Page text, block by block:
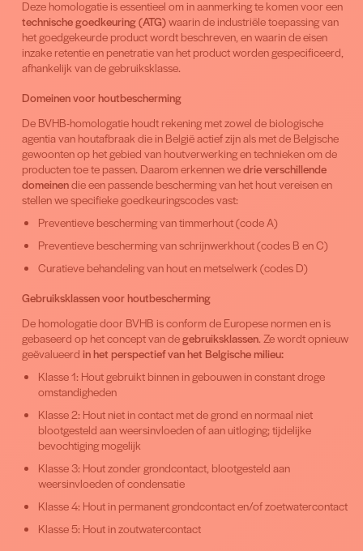
Deze homologatie is essentieel om in aanmerking te komen voor een
technische goedkeuring (ATG)waarin de industriële toepassing van
het goedgekeurde product wordt beschreven, en waarin de eisen
inzake retentie en penetratie van het product worden gespecificeerd,
afhankelijk van de gebruiksklasse.
Domeinen voor houtbescherming
De BVHB-homologatie houdt rekening met zowel de biologische
agentia van houtafbraak die in België actief zijn als met de Belgische
gewoonten op het gebied van houtverwerking en technieken om de
producten toe te passen. Daarom erkennen wedrie verschillende
domeinendie een passende bescherming van het hout vereisen en
stellen we specifieke goedkeuringscodes vast:
Preventieve bescherming van timmerhout (code A)
Preventieve bescherming van schrijnwerkhout (codes B en C)
Curatieve behandeling van hout en metselwerk (codes D)
Gebruiksklassen voor houtbescherming
De homologatie door BVHB is conform de Europese normen en is
gebaseerd op het concept van degebruiksklassen. Ze wordt opnieuw
geëvalueerd in het perspectief van het Belgische milieu:
Klasse 1: Hout gebruikt binnen in gebouwen in constant droge
omstandigheden
Klasse 2: Hout niet in contact met de grond en normaal niet
blootgesteld aan weersinvloeden of aan uitloging; tijdelijke
bevochtiging mogelijk
Klasse 3: Hout zonder grondcontact, blootgesteld aan
weersinvloeden of condensatie
Klasse 4: Hout in permanent grondcontact en/of zoetwatercontact
Klasse 5: Hout in zoutwatercontact